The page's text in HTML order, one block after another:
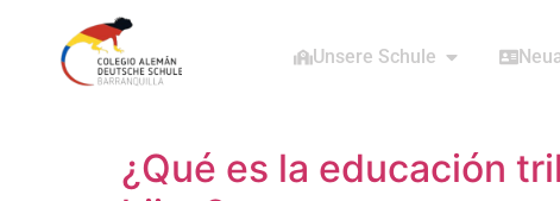
Unsere Schule
¿Qué es la educación